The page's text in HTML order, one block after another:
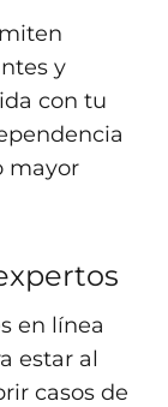
y
con tu
mayor
en línea
estar al
casos de